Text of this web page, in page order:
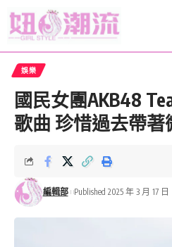
娛樂
國民女團AKB48
歌曲 珍惜過去帶
編輯部 Published 2025 年 3 月 17 日